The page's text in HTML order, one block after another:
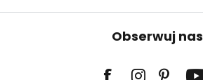
Obserwuj nas